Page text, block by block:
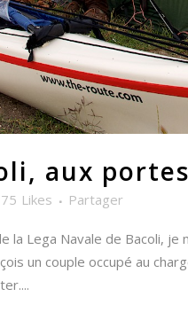
aux
75 Likes Partager
la Lega Navale de Bacoli,
un couple occupé au